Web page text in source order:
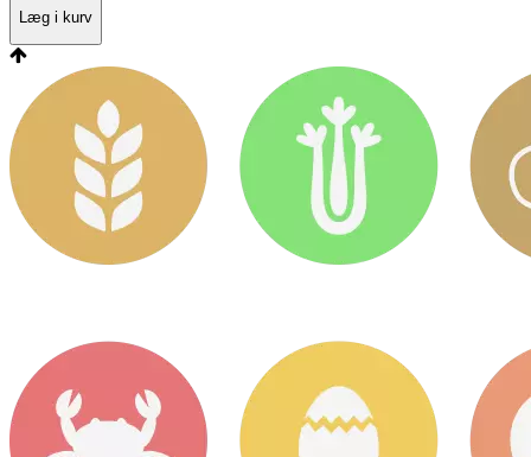
Læg i kurv